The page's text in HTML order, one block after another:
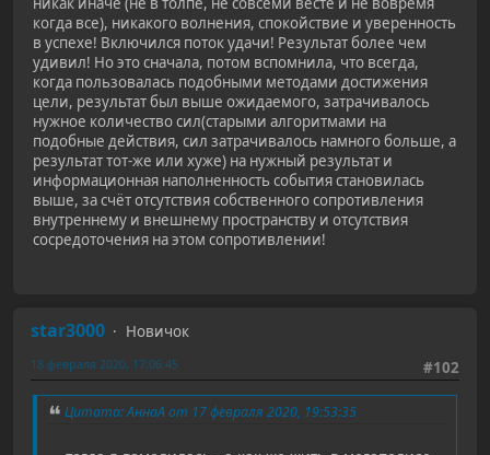
когда все), никакого волнения, спокойствие и уверенность
в успехе! Включился поток удачи! Результат более чем
удивил! Но это сначала, потом вспомнила, что всегда,
когда пользовалась подобными методами достижения
цели, результат был выше ожидаемого, затрачивалось
нужное количество сил(старыми алгоритмами на
подобные действия, сил затрачивалось намного больше, а
результат тот-же или хуже) на нужный результат и
информационная наполненность события становилась
выше, за счёт отсутствия собственного сопротивления
внутреннему и внешнему пространству и отсутствия
сосредоточения на этом сопротивлении!
star3000
Новичок
#102
18 февраля 2020, 17:06:45
Цитата: АннаА от 17 февраля 2020, 19:53:35